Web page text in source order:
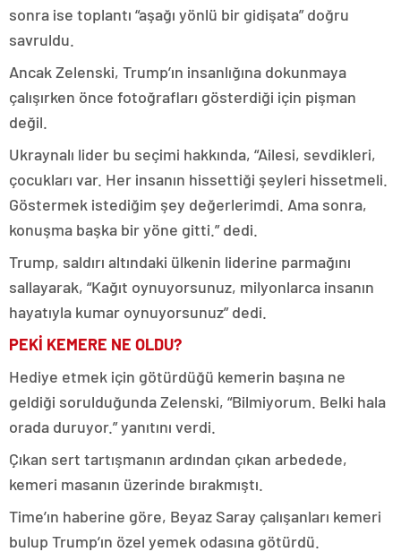
sonra ise toplantı “aşağı yönlü bir gidişata” doğru
savruldu.
Ancak Zelenski, Trump’ın insanlığına dokunmaya
çalışırken önce fotoğrafları gösterdiği için pişman
değil.
Ukraynalı lider bu seçimi hakkında, “Ailesi, sevdikleri,
çocukları var. Her insanın hissettiği şeyleri hissetmeli.
Göstermek istediğim şey değerlerimdi. Ama sonra,
konuşma başka bir yöne gitti.” dedi.
Trump, saldırı altındaki ülkenin liderine parmağını
sallayarak, “Kağıt oynuyorsunuz, milyonlarca insanın
hayatıyla kumar oynuyorsunuz” dedi.
PEKİ KEMERE NE OLDU?
Hediye etmek için götürdüğü kemerin başına ne
geldiği sorulduğunda Zelenski, “Bilmiyorum. Belki hala
orada duruyor.” yanıtını verdi.
Çıkan sert tartışmanın ardından çıkan arbedede,
kemeri masanın üzerinde bırakmıştı.
Time’ın haberine göre, Beyaz Saray çalışanları kemeri
bulup Trump’ın özel yemek odasına götürdü.